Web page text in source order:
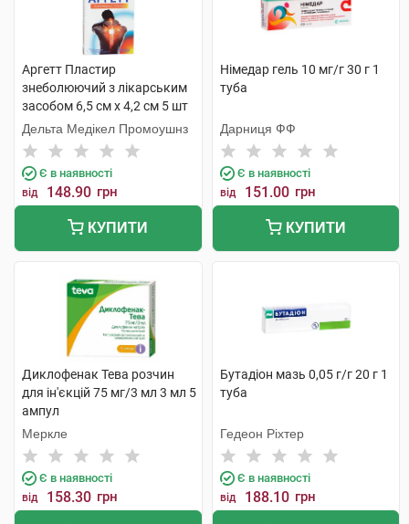
Аргетт Пластир
знеболюючий з лікарським
засобом 6,5 см х 4,2 см 5 шт
Дельта Медікел Промоушнз
Є в наявності
від 148.90 грн
КУПИТИ
Німедар гель 10 мг/г 30 г 1
туба
Дарниця ФФ
Є в наявності
від 151.00 грн
КУПИТИ
Диклофенак Тева розчин
для ін'єкцій 75 мг/3 мл 3 мл 5
ампул
Меркле
Є в наявності
від 158.30 грн
Бутадіон мазь 0,05 г/г 20 г 1
туба
Гедеон Ріхтер
Є в наявності
від 188.10 грн